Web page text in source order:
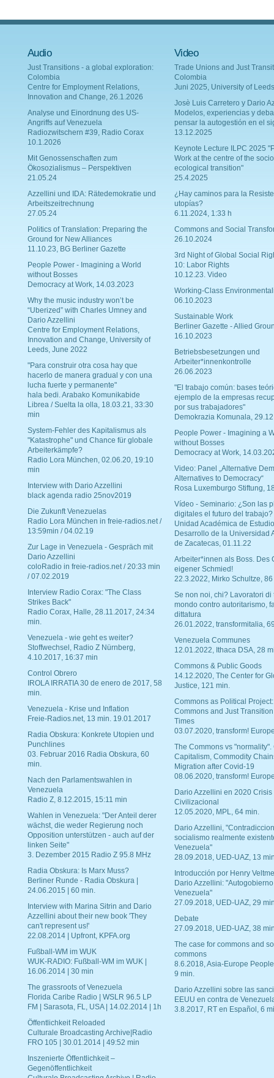
Audio
Just Transitions - a global exploration:
Colombia
Centre for Employment Relations,
Innovation and Change, 26.1.2026
Analyse und Einordnung des US-
Angriffs auf Venezuela
Radiozwitschern #39, Radio Corax
10.1.2026
Mit Genossenschaften zum
Ökosozialismus – Perspektiven
21.05.24
Azzellini und IDA: Rätedemokratie und
Arbeitszeitrechnung
27.05.24
Politics of Translation: Preparing the
Ground for New Alliances
11.10.23, BG Berliner Gazette
People Power - Imagining a World
without Bosses
Democracy at Work, 14.03.2023
Why the music industry won’t be
“Uberized” with Charles Umney and
Dario Azzellini
Centre for Employment Relations,
Innovation and Change, University of
Leeds, June 2022
"Para construir otra cosa hay que
hacerlo de manera gradual y con una
lucha fuerte y permanente"
hala bedi. Arabako Komunikabide
Librea / Suelta la olla, 18.03.21, 33:30
min
System-Fehler des Kapitalismus als
"Katastrophe" und Chance für globale
Arbeiterkämpfe?
Radio Lora München, 02.06.20, 19:10
min
Interview with Dario Azzellini
black agenda radio 25nov2019
Die Zukunft Venezuelas
Radio Lora München in freie-radios.net /
13:59min / 04.02.19
Zur Lage in Venezuela - Gespräch mit
Dario Azzellini
coloRadio in freie-radios.net / 20:33 min
/ 07.02.2019
Interview Radio Corax: "The Class
Strikes Back"
Radio Corax, Halle, 28.11.2017, 24:34
min.
Venezuela - wie geht es weiter?
Stoffwechsel, Radio Z Nürnberg,
4.10.2017, 16:37 min
Control Obrero
IROLA IRRATIA 30 de enero de 2017, 58
min.
Venezuela - Krise und Inflation
Freie-Radios.net, 13 min. 19.01.2017
Radia Obskura: Konkrete Utopien und
Punchlines
03. Februar 2016 Radia Obskura, 60
min.
Nach den Parlamentswahlen in
Venezuela
Radio Z, 8.12.2015, 15:11 min
Wahlen in Venezuela: "Der Anteil derer
wächst, die weder Regierung noch
Opposition unterstützen - auch auf der
linken Seite"
3. Dezember 2015 Radio Z 95.8 MHz
Radia Obskura: Is Marx Muss?
Berliner Runde - Radia Obskura |
24.06.2015 | 60 min.
Interview with Marina Sitrin and Dario
Azzellini about their new book 'They
can't represent us!'
22.08.2014 | Upfront, KPFA.org
Fußball-WM im WUK
WUK-RADIO: Fußball-WM im WUK |
16.06.2014 | 30 min
The grassroots of Venezuela
Florida Caribe Radio | WSLR 96.5 LP
FM | Sarasota, FL, USA | 14.02.2014 | 1h
Öffentlichkeit Reloaded
Culturale Broadcasting Archive|Radio
FRO 105 | 30.01.2014 | 49:52 min
Inszenierte Öffentlichkeit –
Gegenöffentlichkeit
Video
Trade Unions and Just
Colombia
Juni 2025, University of Leeds
Josè Luis Carretero y Dario
Modelos, experiencias y
pensar la autogestión en el
13.12.2025
Keynote Lecture ILPC 2025
Work at the centre of the
ecological transition"
25.4.2025
¿Hay caminos para la
utopías?
6.11.2024, 1:33 h
Commons and Social
26.10.2024
3rd Night of Global Social
10: Labor Rights
10.12.23. Video
Working-Class
06.10.2023
Sustainable Work
Berliner Gazette - Allied
16.10.2023
Betriebsbesetzungen und
Arbeiter*innenkontrolle
26.06.2023
"El trabajo común: bases
ejemplo de la empresas
por sus trabajadores"
Demokrazia Komunala,
People Power - Imagining a
without Bosses
Democracy at Work,
Video: Panel „Alternative
Alternatives to Democracy“
Rosa Luxemburgo Stiftung,
Vídeo - Seminario: ¿Son las
digitales el futuro del trabajo?
Unidad Académica de
Desarrollo de la Universidad
de Zacatecas, 01.11.22
Arbeiter*innen als Boss. Des
eigener Schmied!
22.3.2022, Mirko Schultze, 86
Se non noi, chi? Lavoratori di
mondo contro autoritarismo,
dittatura
26.01.2022, transformitalia,
Venezuela Communes
12.01.2022, Ithaca DSA, 28
Commons & Public Goods
14.12.2020, The Center for
Justice, 121 min.
Commons as Political Project:
Commons and Just
Times
03.07.2020, transform!
The Commons vs "normality".
Capitalism, Commodity
Migration after Covid-19
08.06.2020, transform!
Dario Azzellini en 2020 Crisis
Civilizacional
12.05.2020, MPL, 64 min.
Dario Azzellini,
socialismo realmente
Venezuela"
28.09.2018, UED-UAZ, 13
Introducción por Henry
Dario Azzellini:
Venezuela"
27.09.2018, UED-UAZ, 29
Debate
27.09.2018, UED-UAZ, 38
The case for commons and
commons
8.6.2018, Asia-Europe
9 min.
Dario Azzellini sobre las
EEUU en contra de
3.8.2017, RT en Español, 6